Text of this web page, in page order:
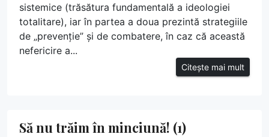
sistemice (trăsătura fundamentală a ideologiei
totalitare), iar în partea a doua prezintă strategiile
de „prevenție” și de combatere, în caz că această
nefericire a...
Citește mai mult
Să nu trăim în minciună! (1)